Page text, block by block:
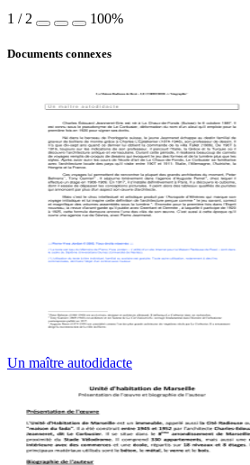
1 / 2 100%
Documents connexes
Un maître autodidacte